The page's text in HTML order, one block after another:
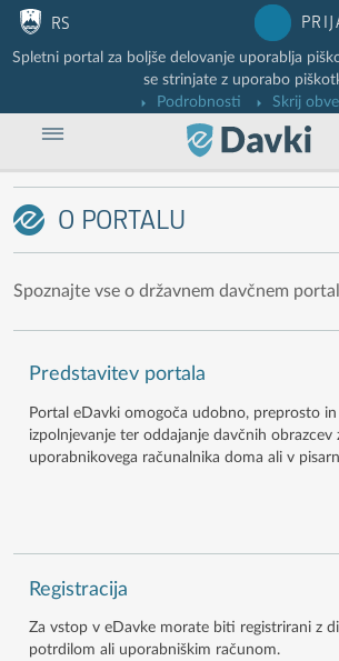
Nadaljuj na vsebino
Nadaljuj na vsebino zaprtega portala
RS
Spletni portal za boljše delovanje uporablja
se strinjate z uporabo
Podrobnosti
Skrij
O PORTALU
Spoznajte vse o državnem davčnem
Predstavitev portala
Portal eDavki omogoča udobno, preprosto
izpolnjevanje ter oddajanje davčnih obrazcev
uporabnikovega računalnika doma ali v
Registracija
Za vstop v eDavke morate biti registrirani z
potrdilom ali uporabniškim računom.